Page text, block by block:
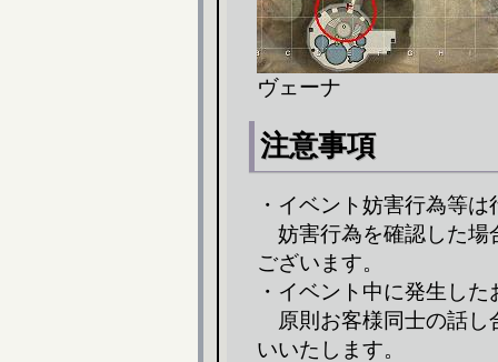
ヴェーナ
注意事項
・イベント妨害行為等
妨害行為を確認した場
ございます。
・イベント中に発生し
原則お客様同士の話し
いいたします。